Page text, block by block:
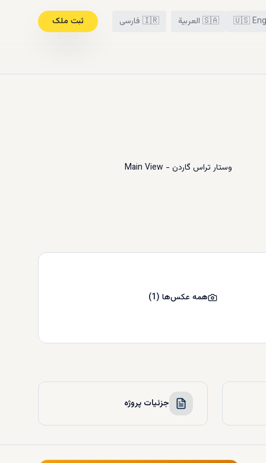
🇺🇸
🇸🇦 العربية 🇮🇷 فارسی ثبت ملک
همه عکس‌ها(
1
)
جزئیات پروژه